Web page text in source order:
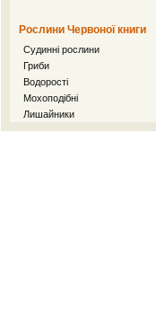
Рослини Червоної книги
Судинні рослини
Гриби
Водорості
Мохоподібні
Лишайники